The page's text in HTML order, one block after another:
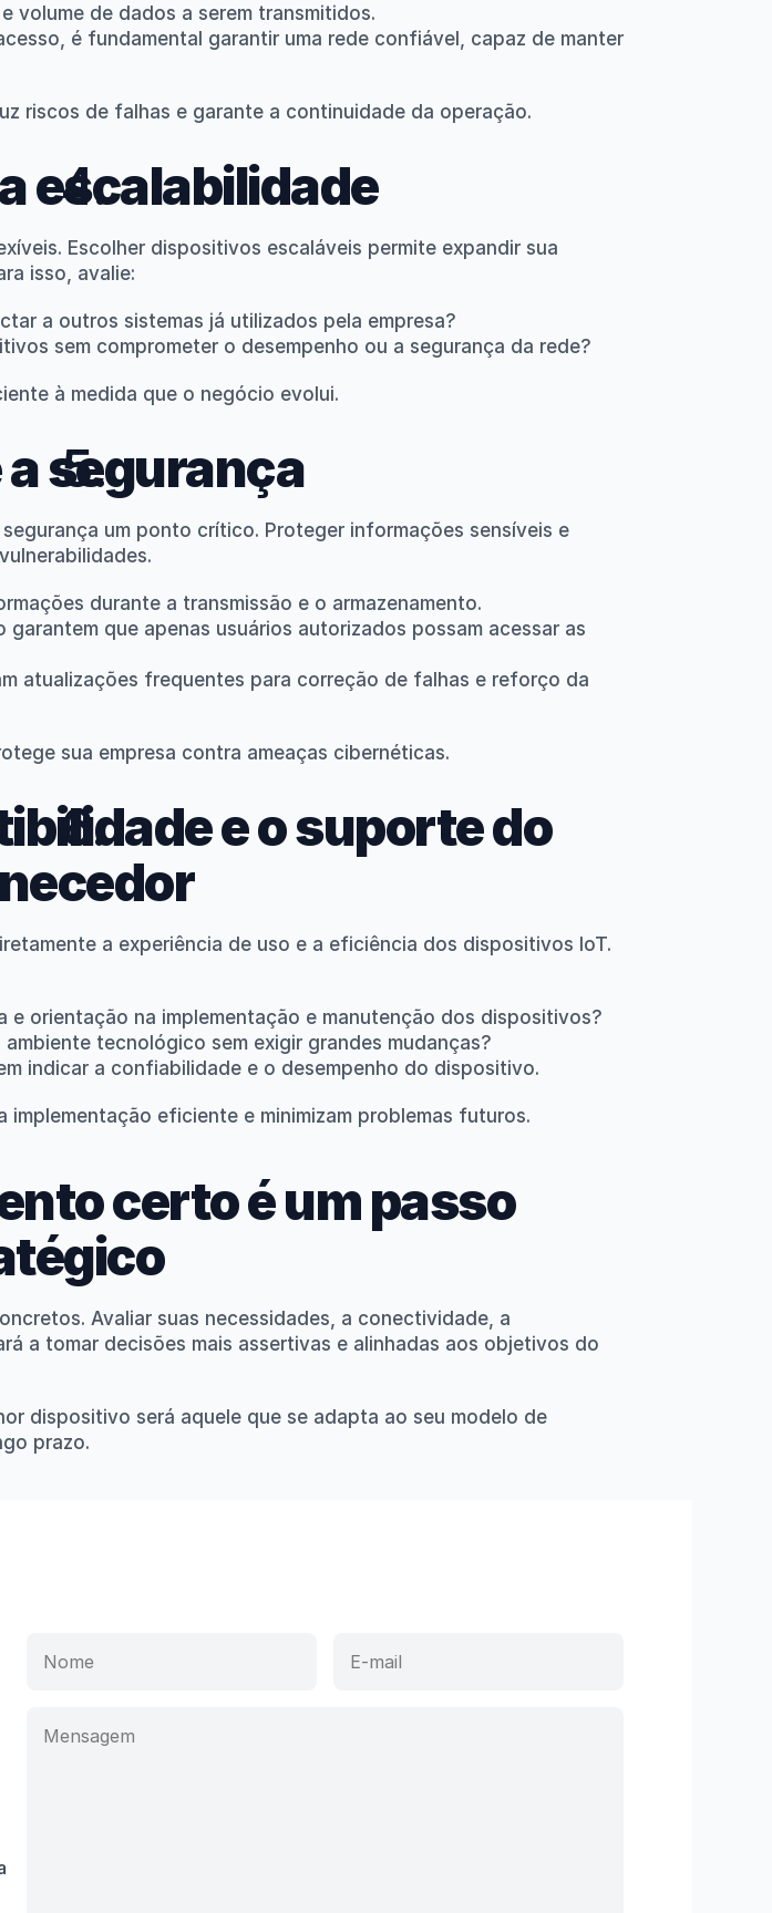
volume de dados a serem transmitidos.
é fundamental garantir uma rede confiável, capaz de manter
riscos de falhas e garante a continuidade da operação.
escalabilidade
Escolher dispositivos escaláveis permite expandir sua
isso, avalie:
a outros sistemas já utilizados pela empresa?
sem comprometer o desempenho ou a segurança da rede?
à medida que o negócio evolui.
segurança
um ponto crítico. Proteger informações sensíveis e
durante a transmissão e o armazenamento.
que apenas usuários autorizados possam acessar as
atualizações frequentes para correção de falhas e reforço da
sua empresa contra ameaças cibernéticas.
e o suporte do
a experiência de uso e a eficiência dos dispositivos IoT.
orientação na implementação e manutenção dos dispositivos?
tecnológico sem exigir grandes mudanças?
indicar a confiabilidade e o desempenho do dispositivo.
eficiente e minimizam problemas futuros.
certo é um passo
Avaliar suas necessidades, a conectividade, a
a tomar decisões mais assertivas e alinhadas aos objetivos do
dispositivo será aquele que se adapta ao seu modelo de
prazo.